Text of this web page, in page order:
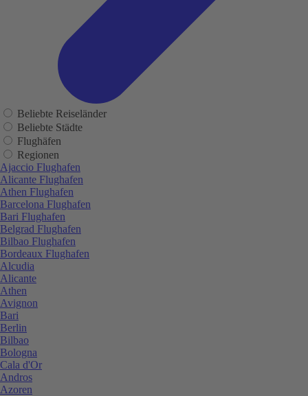
Beliebte Reiseländer
Beliebte Städte
Flughäfen
Regionen
Ajaccio Flughafen
Alicante Flughafen
Athen Flughafen
Barcelona Flughafen
Bari Flughafen
Belgrad Flughafen
Bilbao Flughafen
Bordeaux Flughafen
Alcudia
Alicante
Athen
Avignon
Bari
Berlin
Bilbao
Bologna
Cala d'Or
Andros
Azoren